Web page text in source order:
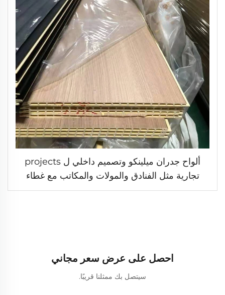
ألواح جدران ميلينكو وتصميم داخلي ل projects
تجارية مثل الفنادق والمولات والمكاتب مع غطاء
سقف من ألواح WPC ذات طبقة خشبية
احصل على عرض سعر مجاني
سيتصل بك ممثلنا قريبًا.